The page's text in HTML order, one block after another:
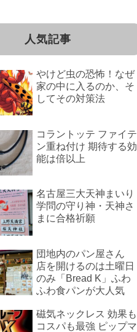
人気記事
やけど虫の恐怖！なぜ
家の中に入るのか、そ
してその対策法
コラントッテ ファイテ
ン重ね付け 期待する効
能は倍以上
名古屋三大天神まいり
学問の守り神・天神さ
まに合格祈願
団地内のパン屋さん
店を開けるのは土曜日
のみ「Bread K」ふわ
ふわ食パンが大人気
磁気ネックレス 効果も
コスパも最強 ピップマ